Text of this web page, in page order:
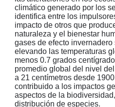
climático generado por los
identifica entre los
impacto de otros que
naturaleza y el bienestar
gases de efecto
elevando las temperaturas
menos 0.7 grados
promedio global del nivel
a 21 centímetros desde
contribuido a los impactos
aspectos de la
distribución de especies.